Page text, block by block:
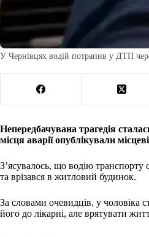
У Чернівцях водій потрапив у ДТП
Непередбачувана трагедія
місця аварії опублікували
З’ясувалось, що водію транспорту
та врізався в житловий будинок.
За словами очевидців, у чоловіка
його до лікарні, але врятувати